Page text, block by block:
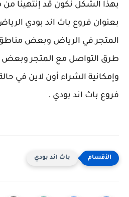
بهذا الشكل نكون قد إنتهينا من
بعنوان فروع باث اند بودي
المتجر في الرياض وبعض مناطق
طرق التواصل مع المتجر وبعض
وإمكانية الشراء أون لاين في
فروع باث اند بودي .
باث اند بودي